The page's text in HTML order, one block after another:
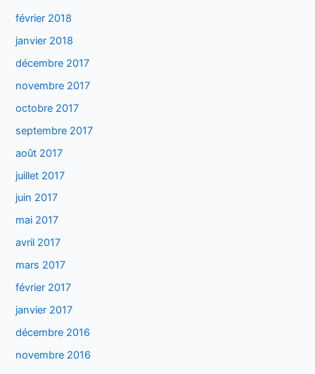
février 2018
janvier 2018
décembre 2017
novembre 2017
octobre 2017
septembre 2017
août 2017
juillet 2017
juin 2017
mai 2017
avril 2017
mars 2017
février 2017
janvier 2017
décembre 2016
novembre 2016